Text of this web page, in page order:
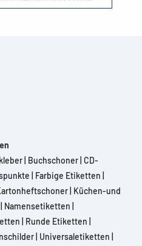
Buchschoner CD-
Farbige Etiketten
Küchen-und
Namensetiketten
Runde Etiketten
Universaletiketten